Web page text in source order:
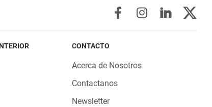
CONTACTO
Acerca de Nosotros
Contactanos
Newsletter